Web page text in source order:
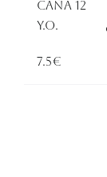
caña 12
Y.O.
7.5€